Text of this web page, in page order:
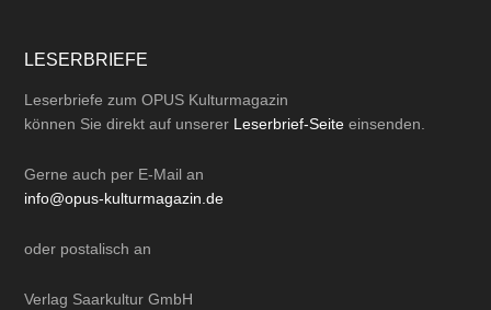
LESERBRIEFE
Leserbriefe zum OPUS Kulturmagazin
können Sie direkt auf unserer Leserbrief-Seite einsenden.
Gerne auch per E-Mail an
info@opus-kulturmagazin.de
oder postalisch an
Verlag Saarkultur GmbH